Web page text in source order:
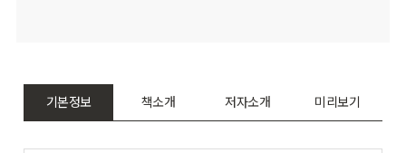
기본정보 책소개 저자소개 미리보기